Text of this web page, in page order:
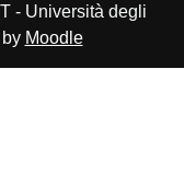
- Università degli
Moodle